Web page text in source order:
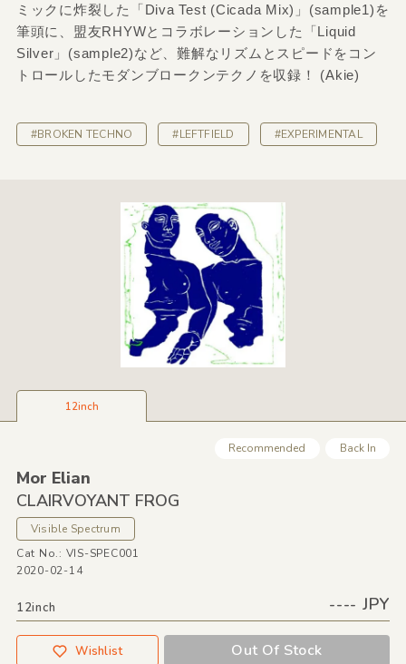
ミックに炸裂した「Diva Test (Cicada Mix)」(sample1)を
筆頭に、盟友RHYWとコラボレーションした「Liquid
Silver」(sample2)など、難解なリズムとスピードをコン
トロールしたモダンブロークンテクノを収録！ (Akie)
#BROKEN TECHNO #LEFTFIELD #EXPERIMENTAL
12inch
Recommended Back In
Mor Elian
CLAIRVOYANT FROG
Visible Spectrum
Cat No.: VIS-SPEC001
2020-02-14
12inch ---- JPY
Wishlist Out Of Stock